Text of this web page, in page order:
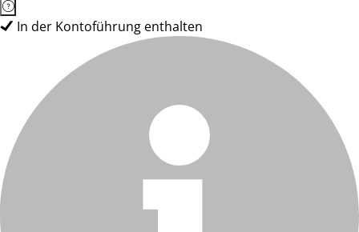
In der Kontoführung enthalten